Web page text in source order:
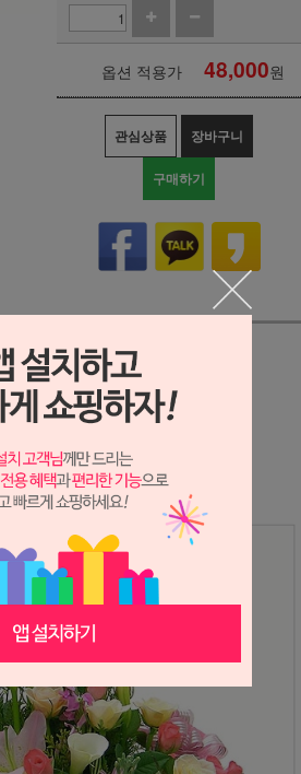
옵션 적용가 48,000원
관심상품 장바구니
구매하기
상세정보 새창 열기